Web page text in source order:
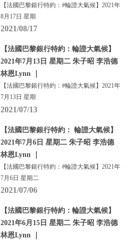
【法國巴黎銀行特約：#輪證大氣候】2021年
8月17日 星期
2021/08/17
【法國巴黎銀行特約：輪證大氣候】
2021年7月13日 星期二 朱子昭 李浩德
林恩Lynn ｜
【法國巴黎銀行特約：#輪證大氣候】2021年
7月13日 星期
2021/07/13
【法國巴黎銀行特約： 輪證大氣候】
2021年7月6日 星期二 朱子昭 李浩德
林恩Lynn ｜
【法國巴黎銀行特約：#輪證大氣候】2021年
7月6日 星期二
2021/07/06
【法國巴黎銀行特約：輪證大氣候】
2021年6月15日 星期二 朱子昭 李浩德
林恩Lynn ｜